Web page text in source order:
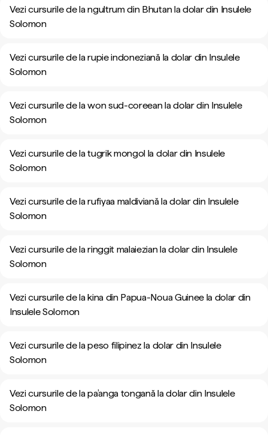
Vezi cursurile de la ngultrum din Bhutan la dolar din Insulele
Solomon
Vezi cursurile de la rupie indoneziană la dolar din Insulele
Solomon
Vezi cursurile de la won sud-coreean la dolar din Insulele
Solomon
Vezi cursurile de la tugrik mongol la dolar din Insulele
Solomon
Vezi cursurile de la rufiyaa maldiviană la dolar din Insulele
Solomon
Vezi cursurile de la ringgit malaiezian la dolar din Insulele
Solomon
Vezi cursurile de la kina din Papua-Noua Guinee la dolar din
Insulele Solomon
Vezi cursurile de la peso filipinez la dolar din Insulele
Solomon
Vezi cursurile de la pa’anga tongană la dolar din Insulele
Solomon